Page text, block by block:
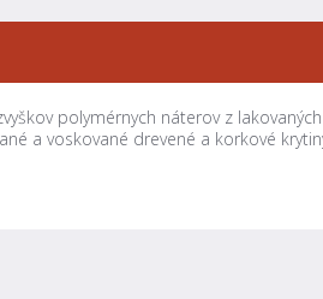
polymérnych náterov z
a voskované drevené a korkové